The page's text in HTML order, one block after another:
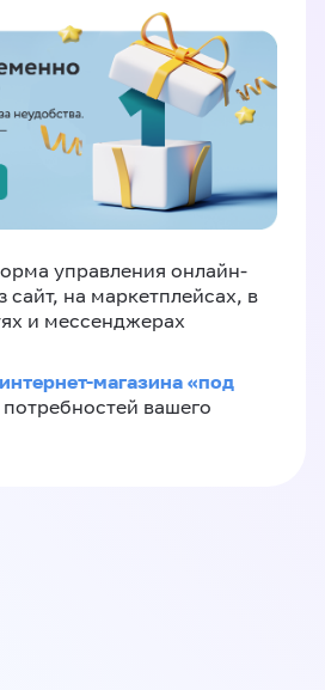
управления онлайн-
сайт, на маркетплейсах, в
и мессенджерах
магазина «под
вашего